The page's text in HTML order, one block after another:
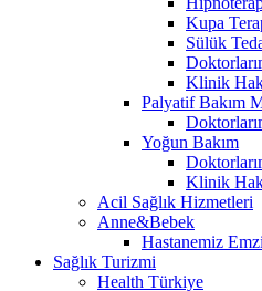
Kupa
Sülük
Klinik
Palyatif Bakım
Yoğun Bakım
Klinik
Acil Sağlık Hizmetleri
Anne&Bebek
Hastanemiz
Sağlık Turizmi
Health Türkiye